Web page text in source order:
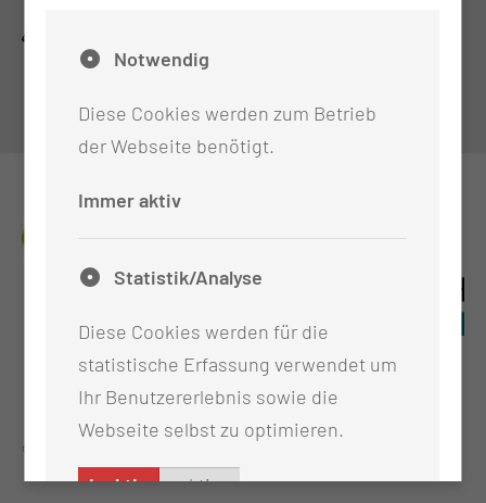
Datenschutz
@Thiem-Research GmbH (TRS)
Notwendig
Diese Cookies werden zum Betrieb
der Webseite benötigt.
Immer aktiv
Statistik/Analyse
Diese Cookies werden für die
statistische Erfassung verwendet um
Ihr Benutzererlebnis sowie die
Webseite selbst zu optimieren.
inaktiv aktiv